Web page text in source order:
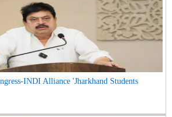
INDI Alliance 'Jharkhand Students